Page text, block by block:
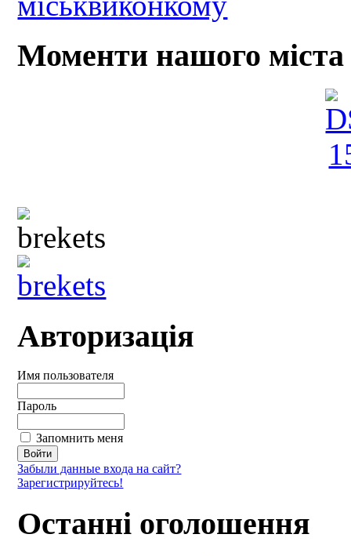
Моменти нашого міста
Авторизація
Имя пользователя
Пароль
Запомнить меня
Забыли данные входа на сайт?
Зарегистрируйтесь!
Останні оголошення